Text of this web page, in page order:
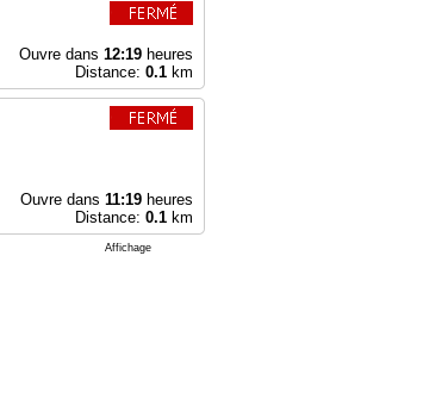
Ouvre dans 12:19heures
Distance: 0.1km
Ouvre dans 11:19heures
Distance: 0.1km
Affichage